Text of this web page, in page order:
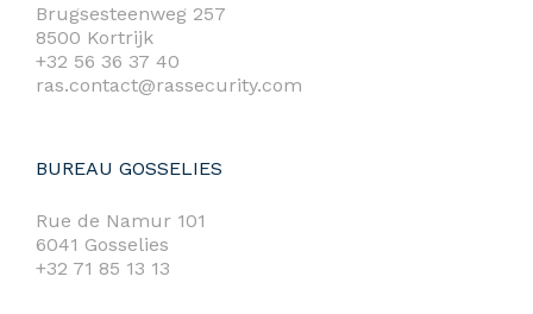
Brugsesteenweg 257
8500 Kortrijk
+32 56 36 37 40
ras.contact@rassecurity.com
BUREAU GOSSELIES
Rue de Namur 101
6041 Gosselies
+32 71 85 13 13